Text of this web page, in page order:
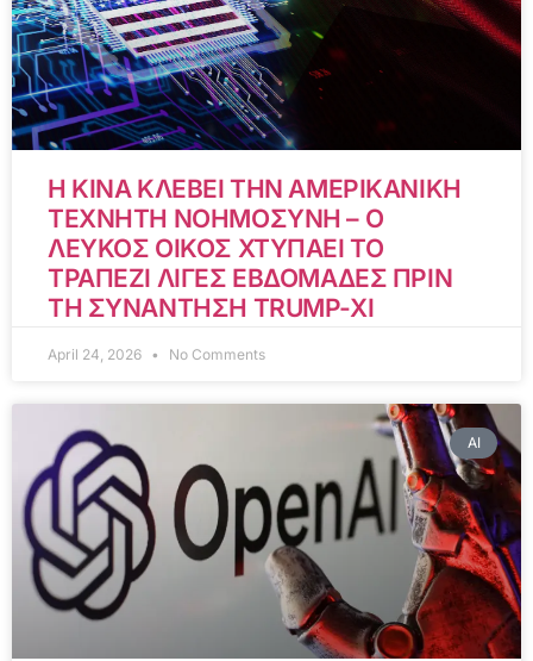
Η ΚΙΝΑ ΚΛΕΒΕΙ ΤΗΝ ΑΜΕΡΙΚΑΝΙΚΗ
ΤΕΧΝΗΤΗ ΝΟΗΜΟΣΥΝΗ – Ο
ΛΕΥΚΟΣ ΟΙΚΟΣ ΧΤΥΠΑΕΙ ΤΟ
ΤΡΑΠΕΖΙ ΛΙΓΕΣ ΕΒΔΟΜΑΔΕΣ ΠΡΙΝ
ΤΗ ΣΥΝΑΝΤΗΣΗ TRUMP-XI
April 24, 2026 No Comments
AI